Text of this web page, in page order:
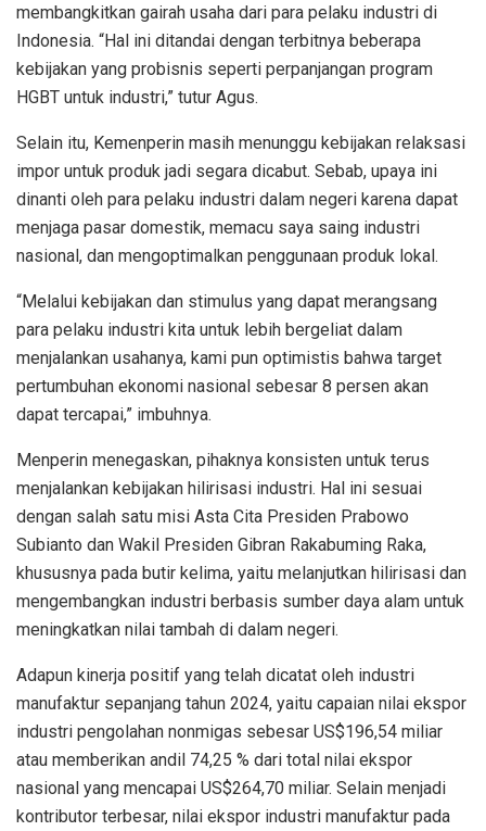
membangkitkan gairah usaha dari para pelaku industri di
Indonesia. “Hal ini ditandai dengan terbitnya beberapa
kebijakan yang probisnis seperti perpanjangan program
HGBT untuk industri,” tutur Agus.
Selain itu, Kemenperin masih menunggu kebijakan relaksasi
impor untuk produk jadi segara dicabut. Sebab, upaya ini
dinanti oleh para pelaku industri dalam negeri karena dapat
menjaga pasar domestik, memacu saya saing industri
nasional, dan mengoptimalkan penggunaan produk lokal.
“Melalui kebijakan dan stimulus yang dapat merangsang
para pelaku industri kita untuk lebih bergeliat dalam
menjalankan usahanya, kami pun optimistis bahwa target
pertumbuhan ekonomi nasional sebesar 8 persen akan
dapat tercapai,” imbuhnya.
Menperin menegaskan, pihaknya konsisten untuk terus
menjalankan kebijakan hilirisasi industri. Hal ini sesuai
dengan salah satu misi Asta Cita Presiden Prabowo
Subianto dan Wakil Presiden Gibran Rakabuming Raka,
khususnya pada butir kelima, yaitu melanjutkan hilirisasi dan
mengembangkan industri berbasis sumber daya alam untuk
meningkatkan nilai tambah di dalam negeri.
Adapun kinerja positif yang telah dicatat oleh industri
manufaktur sepanjang tahun 2024, yaitu capaian nilai ekspor
industri pengolahan nonmigas sebesar US$196,54 miliar
atau memberikan andil 74,25 % dari total nilai ekspor
nasional yang mencapai US$264,70 miliar. Selain menjadi
kontributor terbesar, nilai ekspor industri manufaktur pada